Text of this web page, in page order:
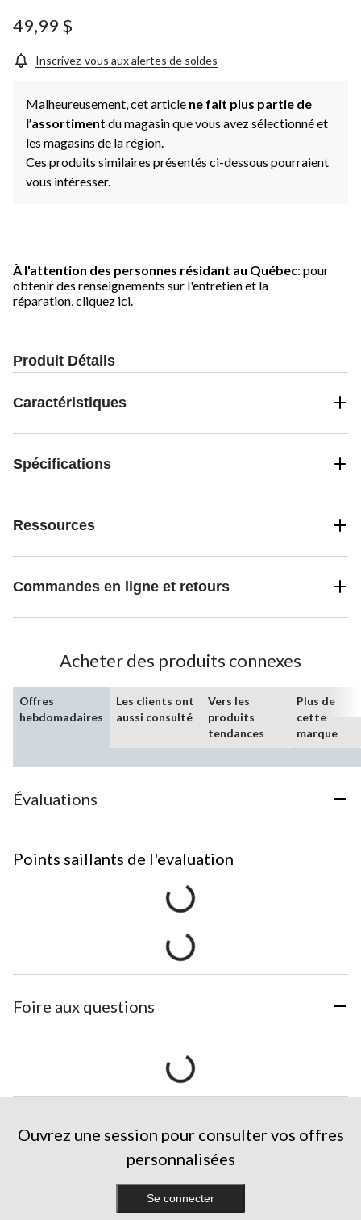
49,99 $
Inscrivez-vous aux alertes de soldes
Malheureusement, cet article ne fait plus partie de
l’assortiment du magasin que vous avez sélectionné et
les magasins de la région.
Ces produits similaires présentés ci-dessous pourraient
vous intéresser.
À l'attention des personnes résidant au Québec: pour
obtenir des renseignements sur l'entretien et la
réparation, cliquez ici.
Produit Détails
Caractéristiques
Spécifications
Ressources
Commandes en ligne et retours
Acheter des produits connexes
Offres
hebdomadaires
Les clients ont
aussi consulté
Vers les
produits
tendances
Plus de
cette
marque
Évaluations
Points saillants de l'evaluation
Foire aux questions
Ouvrez une session pour consulter vos offres
personnalisées
Se connecter